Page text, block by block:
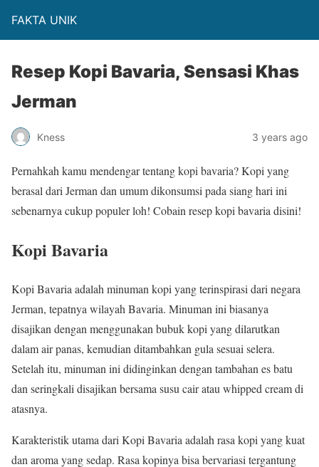
FAKTA UNIK
Resep Kopi Bavaria, Sensasi Khas
Jerman
Kness 3 years ago
Pernahkah kamu mendengar tentang kopi bavaria? Kopi yang
berasal dari Jerman dan umum dikonsumsi pada siang hari ini
sebenarnya cukup populer loh! Cobain resep kopi bavaria disini!
Kopi Bavaria
Kopi Bavaria adalah minuman kopi yang terinspirasi dari negara
Jerman, tepatnya wilayah Bavaria. Minuman ini biasanya
disajikan dengan menggunakan bubuk kopi yang dilarutkan
dalam air panas, kemudian ditambahkan gula sesuai selera.
Setelah itu, minuman ini didinginkan dengan tambahan es batu
dan seringkali disajikan bersama susu cair atau whipped cream di
atasnya.
Karakteristik utama dari Kopi Bavaria adalah rasa kopi yang kuat
dan aroma yang sedap. Rasa kopinya bisa bervariasi tergantung